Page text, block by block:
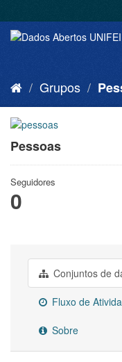
Grupos
Pessoas
Seguidores
0
Conjuntos de
Fluxo de
Sobre